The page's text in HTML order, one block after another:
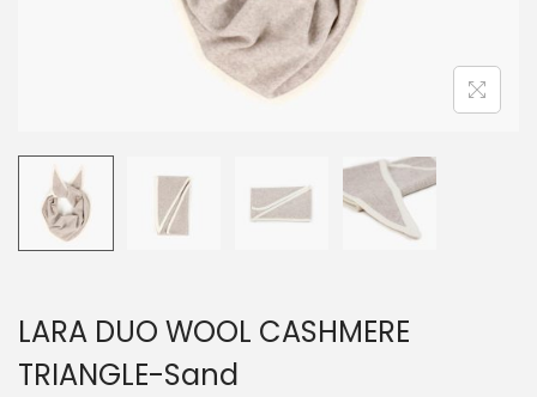
LARA DUO WOOL CASHMERE
TRIANGLE-Sand